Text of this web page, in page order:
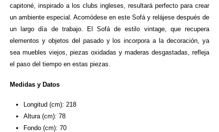
capitoné, inspirado a los clubs ingleses, resultará perfecto para crear
un ambiente especial. Acomódese en este Sofá y relájese después de
un largo día de trabajo. El Sofá de estilo vintage, que recupera
elementos y objetos del pasado y los incorpora a la decoración, ya
sea muebles viejos, piezas oxidadas y maderas desgastadas, refleja
el paso del tiempo en estas piezas.
Medidas y Datos
Longitud (cm): 218
Altura (cm): 78
Fondo (cm): 70